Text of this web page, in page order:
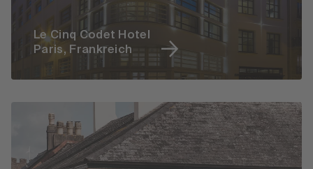
Le Cinq Codet Hotel
Paris, Frankreich